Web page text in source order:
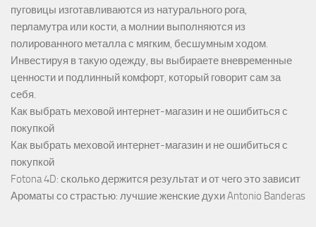
пуговицы изготавливаются из натурального рога,
перламутра или кости, а молнии выполняются из
полированного металла с мягким, бесшумным ходом.
Инвестируя в такую одежду, вы выбираете вневременные
ценности и подлинный комфорт, который говорит сам за
себя.
Как выбрать меховой интернет-магазин и не ошибиться с
покупкой
Как выбрать меховой интернет-магазин и не ошибиться с
покупкой
Fotona 4D: сколько держится результат и от чего это зависит
Ароматы со страстью: лучшие женские духи Antonio Banderas